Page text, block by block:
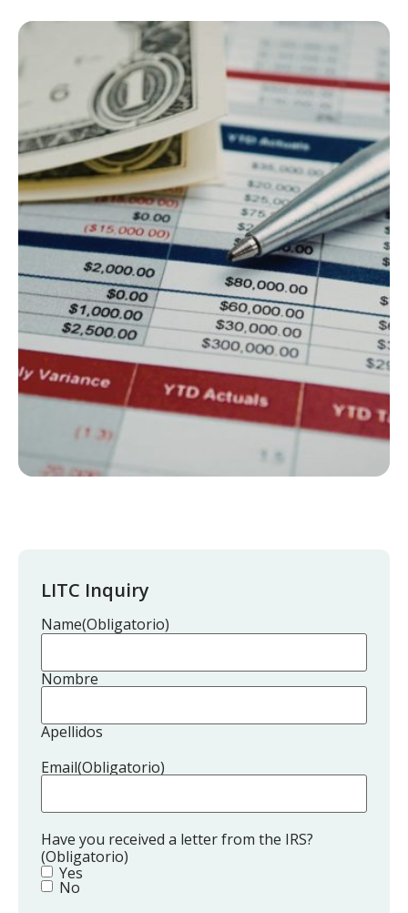
LITC Inquiry
Name(Obligatorio)
Nombre
Apellidos
Email(Obligatorio)
Have you received a letter from the IRS?
(Obligatorio)
Yes
No